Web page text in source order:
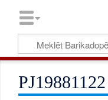
PJ19881122